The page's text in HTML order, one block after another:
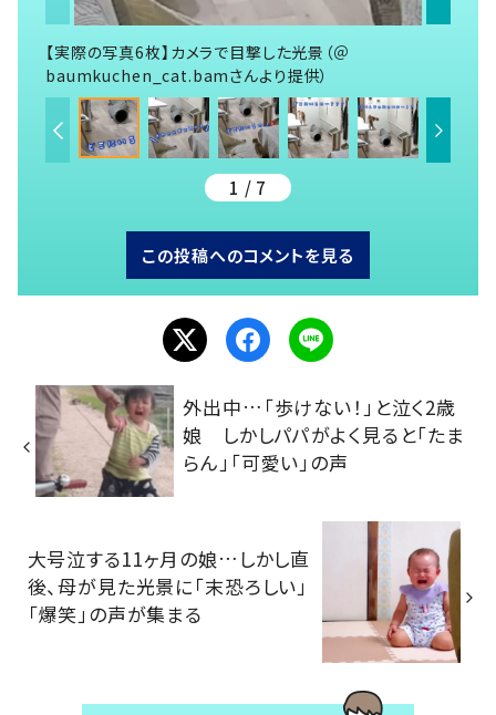
【実際の写真6枚】カメラで目撃した光景（＠
baumkuchen_cat.bamさんより提供）
1 / 7
この投稿へのコメントを見る
外出中…「歩けない！」と泣く2歳
娘 しかしパパがよく見ると「たま
らん」「可愛い」の声
大号泣する11ヶ月の娘…しかし直
後、母が見た光景に「末恐ろしい」
「爆笑」の声が集まる